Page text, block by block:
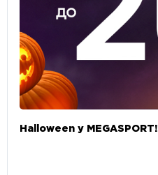
Halloween у MEGASPORT!